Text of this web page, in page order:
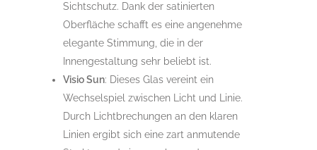
Sichtschutz. Dank der satinierten
Oberfläche schafft es eine angenehme
elegante Stimmung, die in der
Innengestaltung sehr beliebt ist.
Visio Sun: Dieses Glas vereint ein
Wechselspiel zwischen Licht und Linie.
Durch Lichtbrechungen an den klaren
Linien ergibt sich eine zart anmutende